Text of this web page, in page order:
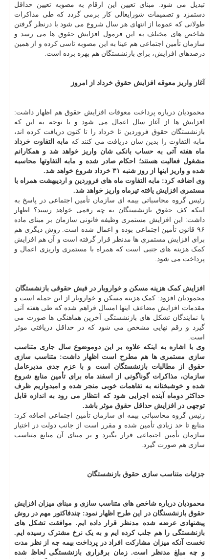
تبدیل می شود. مبنای تعیین این ارقام به مصوبه تعیین حداقل
دستمزد و تصمیمات شورایعالی کار برمی گردد که طی مذاکرات
طولانی که عموما از انتهای هر سال شروع می شود با درنظر گرفتن
شاخص های مختلف به این فرمول افزایش حقوق ها می رسد و
سازمان تأمین اجتماعی هم عینا به این مصوبه تاسی کرده و از همین
درصدهای افزایش، برای بازنشستگان هم بهره برده است.
آغاز واریز معوقه افزایش حقوق خرداد از امروز
محمودیان درباره پرداخت معوقات افزایش حقوق هم اظهار داشت:
افزایش ها از آغاز سال اعمال می شود و با توجه به این که
بازنشستگان حقوق فروردین تا خرداد را تا کنون دریافت کرده اند،
مابه التفاوت را بدین سان دریافت می کنند که مابه التفاوت خرداد
ماه هفته آتی به حساب بانکی شان واریز خواهد شد و همکارانم
مشغول فعالیت هستند؛
احکام صادر شده و مابه التفاوتها محاسبه
شده و واریز اینها از روز شنبه ۳۱ خرداد شروع خواهد شد.
وی اضافه کرد: مابه التفاوت ماه های فروردین و اردیبهشت همراه با
مستمری افزایش یافته تیرماه واریز خواهد شد.
رئیس گروه محاسباتی بیمه ای سازمان تأمین اجتماعی در پاسخ به
اینکه کف حقوق بازنشستگان به چه رقمی خواهد رسید؟ اظهار
داشت: این افزایش مستمری وظیفه قانونی سازمان بر مبنای ماده
۹۶ قانون تأمین اجتماعی بوده و اعمال شده است. روش دیگری هم
برای افزایش مستمری ها مدنظر قرار گرفته است و آن هم افزایش
کمک هزینه های جنبی است که همراه با مستمری واریزی اعمال و
پرداخت می شود.
افزایش کمک هزینه مسکن و خواروبار در فیش حقوقی بازنشستگان
محمودیان افزود: کمک هزینه مسکن و خواروبار از این جمله است و
مقدمات افزایش مضاعف اینها امسال فراهم شده که طی هفته آتی
با نمایندگان تشکل های بازنشستگی آخرین هماهنگی ها صورت می
گیرد و رقم نهایی مشخص می شود که در حداقل دریافتی موثر
است.
وی با اشاره به اینکه علاوه بر این دوموضوع سال جاری متناسب
سازی مستمری ها هم مطرح است اظهار داشت: متناسب سازی
حقوق از مطالبات بازنشستگان است و با عزم جدی مدیرعامل
سازمان، مذاکرات گوناگونی از اسفند ماه برای تأمین منابع شروع
شده و خوشبختانه به تفاهمات خوبی منجر شده و امیدواریم ظرف
حداکثر دوماه آینده اجرایی شود که انتظار می رود به اندازه قابل
توجهی در افزایش حداقل حقوق موثر باشد.
رئیس گروه محاسباتی بیمه ای سازمان تأمین اجتماعی اضافه کرد:
منابع تا حد زیادی تأمین شده و مقرر است از جانب دولت در اختیار
سازمان تأمین اجتماعی قرار بگیرد و بر مبنای آن منابع متناسب
سازی هم صورت گیرد.
جزئیات متناسب سازی حقوق بازنشستگان
محمودیان درباره شاخص های متناسب سازی و مبنای میزان افزایش
حقوق بازنشستگان در این طرح اظهار نمود: چندفاکتور مهم در روش
پیشنهادی عرضه شده مدنظر قرار داده ایم. موافقت تشکل های
بازنشستگی را هم جلب کرده ایم و به یک نرخ مشترک رسیده ایم.
نخست آنکه میزان مشارکت افراد در پرداخت بیمه چه از نظر مدت
و چه مبلغ مدنظر است. زمان برقراری بازنشستگی لحاظ شده